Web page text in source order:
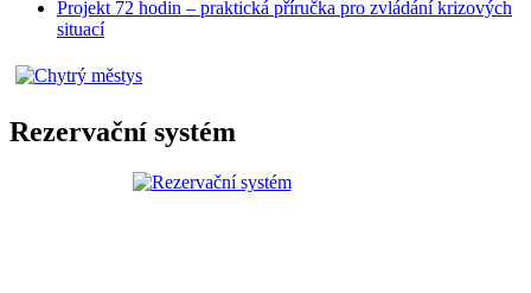
Projekt 72 hodin – praktická příručka pro zvládání krizových
situací
Rezervační systém